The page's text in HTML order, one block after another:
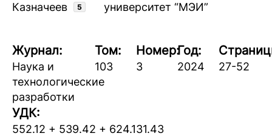
Казначеев
5
университет “МЭИ”
Журнал:
Наука и
технологические
разработки
Том:
103
Номер:
3
Год:
2024 27-52
УДК:
552.12 + 539.42 + 624.131.43